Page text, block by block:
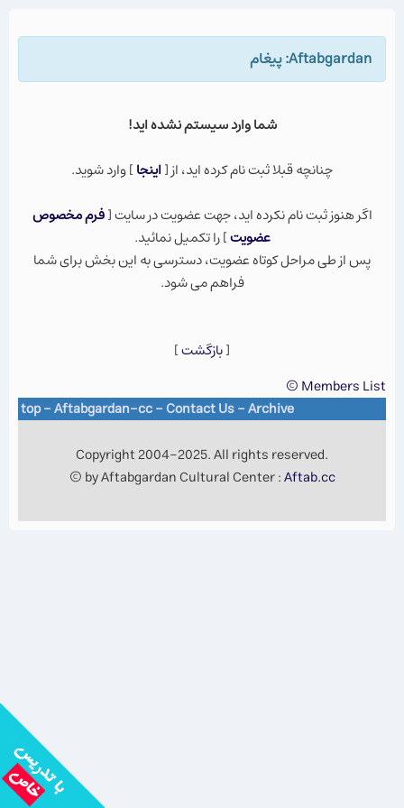
Aftabgardan: پيغام
شما وارد سيستم نشده ايد!
چنانچه قبلا ثبت نام كرده ايد، از [اينجا] وارد شويد.
اگر هنوز ثبت نام نكرده ايد، جهت عضویت در سایت [فرم مخصوص
عضویت] را تکمیل نمائید.
پس از طی مراحل کوتاه عضویت، دسترسی به این بخش برای شما
فراهم می شود.
[بازگشت]
Members List ©
top-Aftabgardan-cc-Contact Us -Archive
Copyright 2004-2025. All rights reserved.
© by Aftabgardan Cultural Center :Aftab.cc